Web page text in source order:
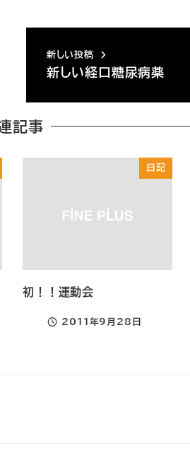
新しい投稿
新しい経口糖尿病薬
記事
日記
初！！運動会
投稿日
2011年9月28日